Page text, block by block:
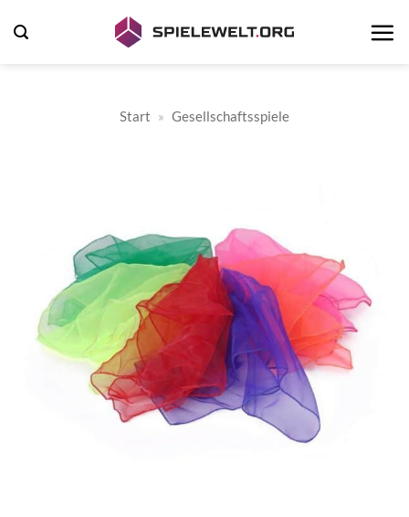
Inhalt
Start » Gesellschaftsspiele